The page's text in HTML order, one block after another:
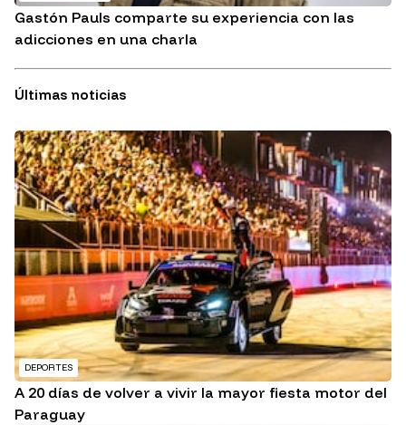
Gastón Pauls comparte su experiencia con las
adicciones en una charla
Últimas noticias
DEPORTES
A 20 días de volver a vivir la mayor fiesta motor del
Paraguay